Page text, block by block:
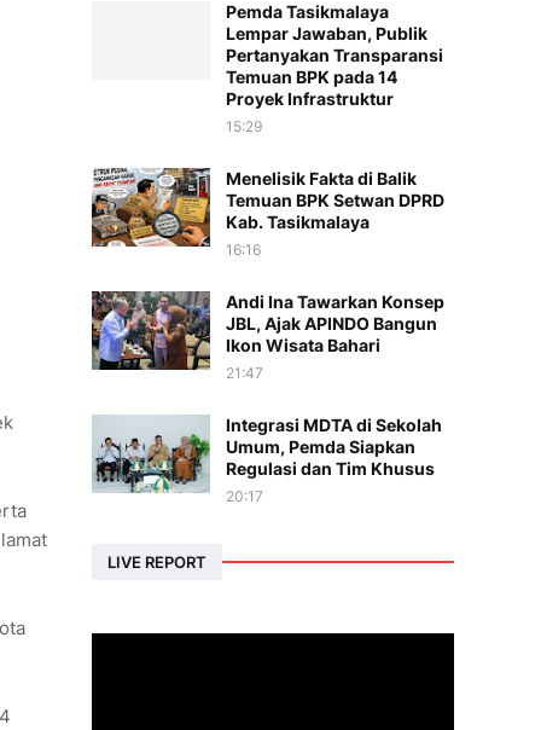
Pemda Tasikmalaya
Lempar Jawaban, Publik
Pertanyakan Transparansi
Temuan BPK pada 14
Proyek Infrastruktur
15:29
Menelisik Fakta di Balik
Temuan BPK Setwan DPRD
Kab. Tasikmalaya
16:16
Andi Ina Tawarkan Konsep
JBL, Ajak APINDO Bangun
Ikon Wisata Bahari
21:47
Integrasi MDTA di Sekolah
Umum, Pemda Siapkan
Regulasi dan Tim Khusus
20:17
LIVE REPORT